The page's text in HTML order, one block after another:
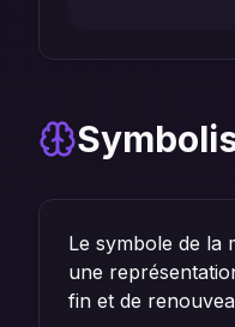
Le symbole de la
une
fin et de